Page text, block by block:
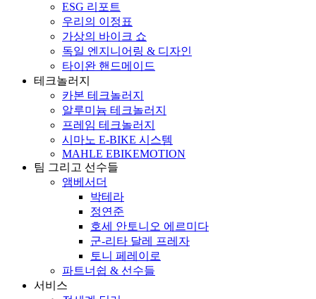
ESG 리포트
우리의 이정표
가상의 바이크 쇼
독일 엔지니어링 & 디자인
타이완 핸드메이드
테크놀러지
카본 테크놀러지
알루미늄 테크놀러지
프레임 테크놀러지
시마노 E-BIKE 시스템
MAHLE EBIKEMOTION
팀 그리고 선수들
앰베서더
박테라
정연준
호세 안토니오 에르미다
군-리타 달레 프레자
토니 페레이로
파트너쉽 & 선수들
서비스